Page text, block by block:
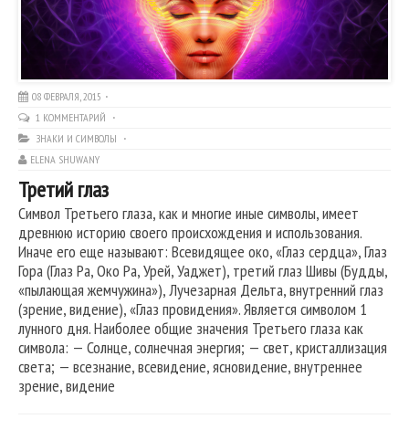
08 ФЕВРАЛЯ, 2015
1 КОММЕНТАРИЙ
ЗНАКИ И СИМВОЛЫ
ELENA SHUWANY
Третий глаз
Символ Третьего глаза, как и многие иные символы, имеет
древнюю историю своего происхождения и использования.
Иначе его еще называют: Всевидящее око, «Глаз сердца», Глаз
Гора (Глаз Ра, Око Ра, Урей, Уаджет), третий глаз Шивы (Будды,
«пылающая жемчужина»), Лучезарная Дельта, внутренний глаз
(зрение, видение), «Глаз провидения». Является символом 1
лунного дня. Наиболее общие значения Третьего глаза как
символа: — Солнце, солнечная энергия; — свет, кристаллизация
света; — всезнание, всевидение, ясновидение, внутреннее
зрение, видение